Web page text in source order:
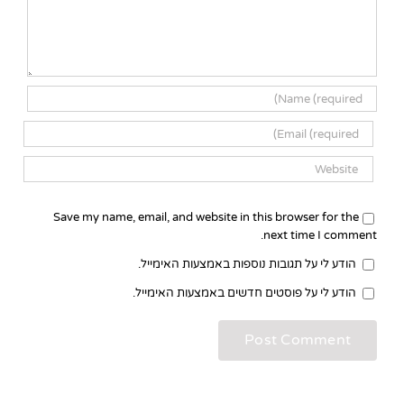
Save my name, email, and website in this browser for the
next time I comment.
הודע לי על תגובות נוספות באמצעות האימייל.
הודע לי על פוסטים חדשים באמצעות האימייל.